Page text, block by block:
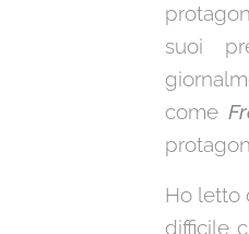
suoi
come
Ho letto
difficile